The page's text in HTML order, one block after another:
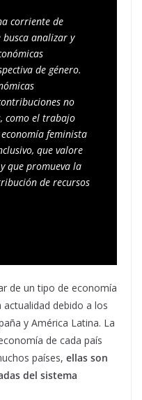
corriente de
busca analizar y
de género.
no
como el trabajo
feminista
que valore
que promueva la
de recursos
de un tipo de economía
actualidad debido a los
y América Latina. La
de cada país
países, ellas son
del sistema